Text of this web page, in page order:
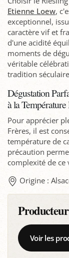
Etienne Loew,
exceptionnel,
caractère vif et
d'une acidité
moments de
véritable
tradition
Dégustation
à la
Pour apprécier
Frères, il est
température de
précaution
complexité de ce
Origine :
Voir les